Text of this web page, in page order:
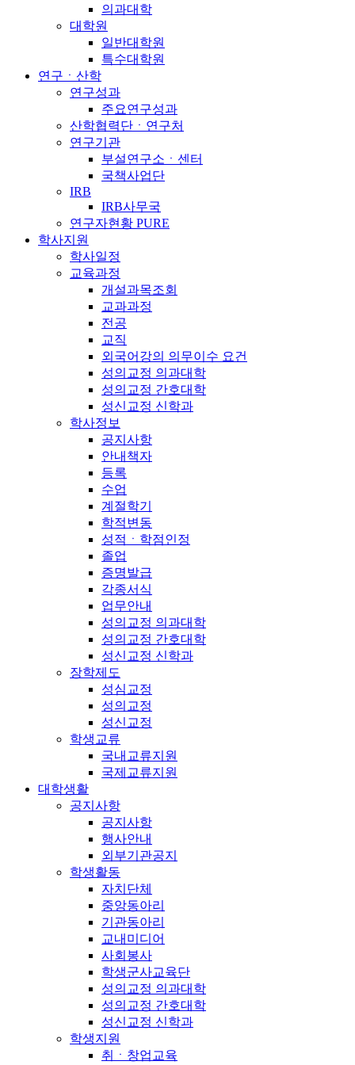
의과대학
대학원
일반대학원
특수대학원
연구ㆍ산학
연구성과
주요연구성과
산학협력단ㆍ연구처
연구기관
부설연구소ㆍ센터
국책사업단
IRB
IRB사무국
연구자현황 PURE
학사지원
학사일정
교육과정
개설과목조회
교과과정
전공
교직
외국어강의 의무이수 요건
성의교정 의과대학
성의교정 간호대학
성신교정 신학과
학사정보
공지사항
안내책자
등록
수업
계절학기
학적변동
성적ㆍ학점인정
졸업
증명발급
각종서식
업무안내
성의교정 의과대학
성의교정 간호대학
성신교정 신학과
장학제도
성심교정
성의교정
성신교정
학생교류
국내교류지원
국제교류지원
대학생활
공지사항
공지사항
행사안내
외부기관공지
학생활동
자치단체
중앙동아리
기관동아리
교내미디어
사회봉사
학생군사교육단
성의교정 의과대학
성의교정 간호대학
성신교정 신학과
학생지원
취ㆍ창업교육